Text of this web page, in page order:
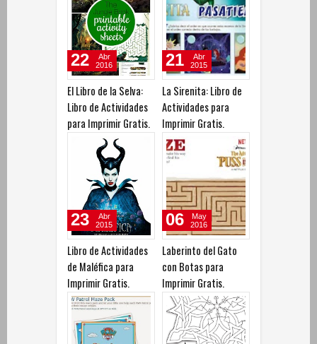
El Libro de la Selva:
Libro de Actividades
para Imprimir Gratis.
22
Abr
2016
La Sirenita: Libro de
Actividades para
Imprimir Gratis.
21
Abr
2015
Libro de Actividades
de Maléfica para
Imprimir Gratis.
23
Abr
2015
Laberinto del Gato
con Botas para
Imprimir Gratis.
06
May
2016